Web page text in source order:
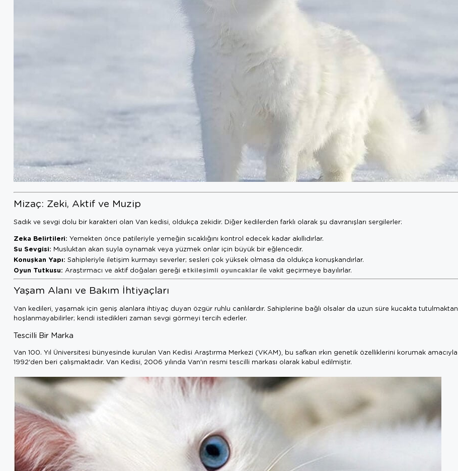
Mizaç: Zeki, Aktif ve Muzip
Sadık ve sevgi dolu bir karakteri olan Van kedisi, oldukça zekidir. Diğer kedilerden farklı olarak şu davranışları sergilerler:
Zeka Belirtileri: Yemekten önce patileriyle yemeğin sıcaklığını kontrol edecek kadar akıllıdırlar.
Su Sevgisi: Musluktan akan suyla oynamak veya yüzmek onlar için büyük bir eğlencedir.
Konuşkan Yapı: Sahipleriyle iletişim kurmayı severler; sesleri çok yüksek olmasa da oldukça konuşkandırlar.
Oyun Tutkusu: Araştırmacı ve aktif doğaları gereği etkileşimli oyuncaklar ile vakit geçirmeye bayılırlar.
Yaşam Alanı ve Bakım İhtiyaçları
Van kedileri, yaşamak için geniş alanlara ihtiyaç duyan özgür ruhlu canlılardır. Sahiplerine bağlı olsalar da uzun süre kucakta tutulmaktan
hoşlanmayabilirler; kendi istedikleri zaman sevgi görmeyi tercih ederler.
Tescilli Bir Marka
Van 100. Yıl Üniversitesi bünyesinde kurulan Van Kedisi Araştırma Merkezi (VKAM), bu safkan ırkın genetik özelliklerini korumak amacıyla
1992'den beri çalışmaktadır. Van Kedisi, 2006 yılında Van'ın resmi tescilli markası olarak kabul edilmiştir.